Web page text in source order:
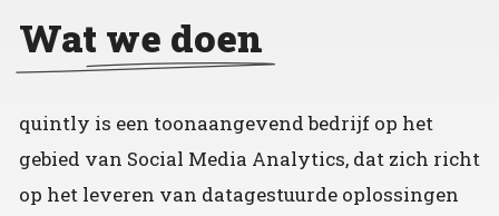
Wat we doen
quintly is een toonaangevend bedrijf op het
gebied van Social Media Analytics, dat zich richt
op het leveren van datagestuurde oplossingen